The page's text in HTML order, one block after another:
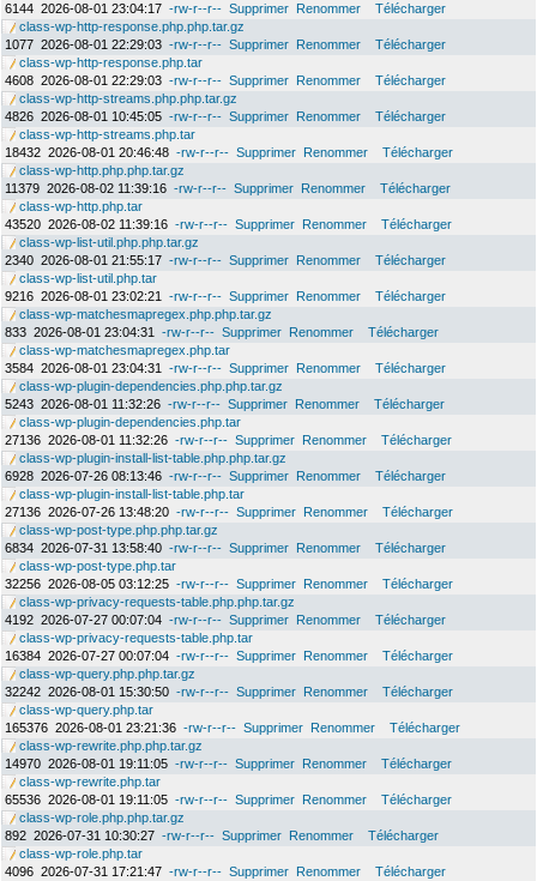
6144 2026-08-01 23:04:17 -rw-r--r-- Supprimer Renommer
Télécharger
class-wp-http-response.php.php.tar.gz
1077 2026-08-01 22:29:03 -rw-r--r-- Supprimer Renommer
Télécharger
class-wp-http-response.php.tar
4608 2026-08-01 22:29:03 -rw-r--r-- Supprimer Renommer
Télécharger
class-wp-http-streams.php.php.tar.gz
4826 2026-08-01 10:45:05 -rw-r--r-- Supprimer Renommer
Télécharger
class-wp-http-streams.php.tar
18432 2026-08-01 20:46:48 -rw-r--r-- Supprimer Renommer
Télécharger
class-wp-http.php.php.tar.gz
11379 2026-08-02 11:39:16 -rw-r--r-- Supprimer Renommer
Télécharger
class-wp-http.php.tar
43520 2026-08-02 11:39:16 -rw-r--r-- Supprimer Renommer
Télécharger
class-wp-list-util.php.php.tar.gz
2340 2026-08-01 21:55:17 -rw-r--r-- Supprimer Renommer
Télécharger
class-wp-list-util.php.tar
9216 2026-08-01 23:02:21 -rw-r--r-- Supprimer Renommer
Télécharger
class-wp-matchesmapregex.php.php.tar.gz
833 2026-08-01 23:04:31 -rw-r--r-- Supprimer Renommer
Télécharger
class-wp-matchesmapregex.php.tar
3584 2026-08-01 23:04:31 -rw-r--r-- Supprimer Renommer
Télécharger
class-wp-plugin-dependencies.php.php.tar.gz
5243 2026-08-01 11:32:26 -rw-r--r-- Supprimer Renommer
Télécharger
class-wp-plugin-dependencies.php.tar
27136 2026-08-01 11:32:26 -rw-r--r-- Supprimer Renommer
Télécharger
class-wp-plugin-install-list-table.php.php.tar.gz
6928 2026-07-26 08:13:46 -rw-r--r-- Supprimer Renommer
Télécharger
class-wp-plugin-install-list-table.php.tar
27136 2026-07-26 13:48:20 -rw-r--r-- Supprimer Renommer
Télécharger
class-wp-post-type.php.php.tar.gz
6834 2026-07-31 13:58:40 -rw-r--r-- Supprimer Renommer
Télécharger
class-wp-post-type.php.tar
32256 2026-08-05 03:12:25 -rw-r--r-- Supprimer Renommer
Télécharger
class-wp-privacy-requests-table.php.php.tar.gz
4192 2026-07-27 00:07:04 -rw-r--r-- Supprimer Renommer
Télécharger
class-wp-privacy-requests-table.php.tar
16384 2026-07-27 00:07:04 -rw-r--r-- Supprimer Renommer
Télécharger
class-wp-query.php.php.tar.gz
32242 2026-08-01 15:30:50 -rw-r--r-- Supprimer Renommer
Télécharger
class-wp-query.php.tar
165376 2026-08-01 23:21:36 -rw-r--r-- Supprimer Renommer
Télécharger
class-wp-rewrite.php.php.tar.gz
14970 2026-08-01 19:11:05 -rw-r--r-- Supprimer Renommer
Télécharger
class-wp-rewrite.php.tar
65536 2026-08-01 19:11:05 -rw-r--r-- Supprimer Renommer
Télécharger
class-wp-role.php.php.tar.gz
892 2026-07-31 10:30:27 -rw-r--r-- Supprimer Renommer
Télécharger
class-wp-role.php.tar
4096 2026-07-31 17:21:47 -rw-r--r-- Supprimer Renommer Télécharger